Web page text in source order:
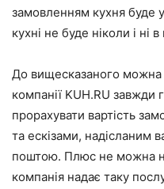
замовленням кухня буде
кухні не буде ніколи і ні в
До вищесказаного можна
компанії KUH.RU завжди
прорахувати вартість
та ескізами, надісланим
поштою. Плюс не можна
компанія надає таку